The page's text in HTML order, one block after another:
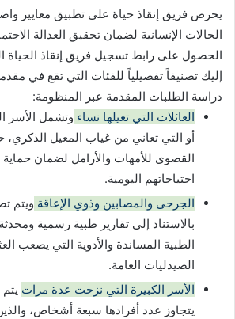
يحرص فريق إنقاذ حياة على تطبيق معايير
الحالات الإنسانية لضمان تحقيق العدالة
الحصول على رابط تسجيل فريق إنقاذ الحياة
إليك تصنيفاً تفصيلياً للفئات التي تقع في
دراسة الطلبات المقدمة عبر المنظومة:
العائلات التي تعيلها نساء وتشمل الأسر
أو التي تعاني من غياب المعيل الذكري،
القصوى للأمهات والأرامل لضمان حماية
احتياجاتهم اليومية.
الجرحى والمصابين وذوي الإعاقة ويتم
بالاستناد إلى تقارير طبية رسمية
الطبية المساندة والأدوية التي يصعب
الصيدليات العامة.
الأسر الكبيرة التي نزحت عدة مرات
يتجاوز عدد أفرادها سبعة أشخاص،